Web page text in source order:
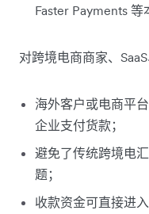
Faster Payments 等
对跨境电商商家、
海外客户或电商平
企业支付货款；
避免了传统跨境电
题；
收款资金可直接进